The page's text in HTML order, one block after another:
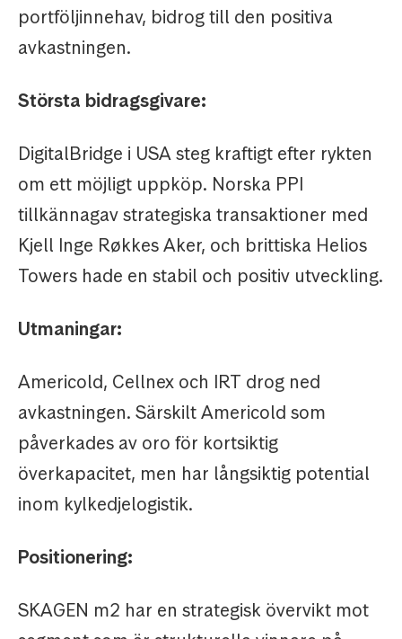
portföljinnehav, bidrog till den positiva
avkastningen.
Största bidragsgivare:
DigitalBridge i USA steg kraftigt efter rykten
om ett möjligt uppköp. Norska PPI
tillkännagav strategiska transaktioner med
Kjell Inge Røkkes Aker, och brittiska Helios
Towers hade en stabil och positiv utveckling.
Utmaningar:
Americold, Cellnex och IRT drog ned
avkastningen. Särskilt Americold som
påverkades av oro för kortsiktig
överkapacitet, men har långsiktig potential
inom kylkedjelogistik.
Positionering:
SKAGEN m2 har en strategisk övervikt mot